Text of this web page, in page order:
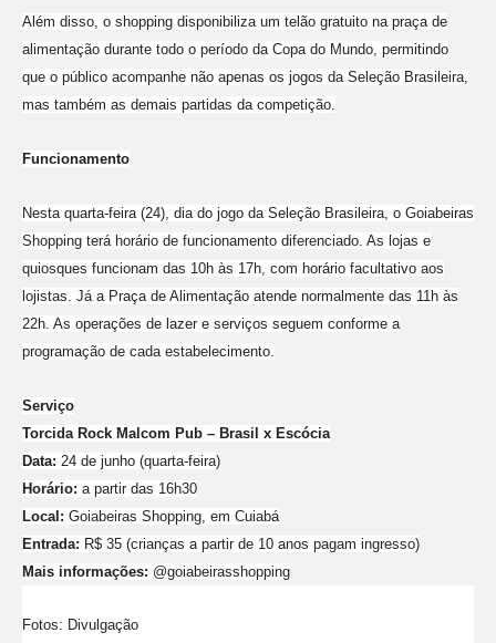
Além disso, o shopping disponibiliza um telão gratuito na praça de
alimentação durante todo o período da Copa do Mundo, permitindo
que o público acompanhe não apenas os jogos da Seleção Brasileira,
mas também as demais partidas da competição.
Funcionamento
Nesta quarta-feira (24), dia do jogo da Seleção Brasileira, o Goiabeiras
Shopping terá horário de funcionamento diferenciado. As lojas e
quiosques funcionam das 10h às 17h, com horário facultativo aos
lojistas. Já a Praça de Alimentação atende normalmente das 11h às
22h. As operações de lazer e serviços seguem conforme a
programação de cada estabelecimento.
Serviço
Torcida Rock Malcom Pub – Brasil x Escócia
Data: 24 de junho (quarta-feira)
Horário: a partir das 16h30
Local: Goiabeiras Shopping, em Cuiabá
Entrada: R$ 35 (crianças a partir de 10 anos pagam ingresso)
Mais informações: @goiabeirasshopping
Fotos: Divulgação